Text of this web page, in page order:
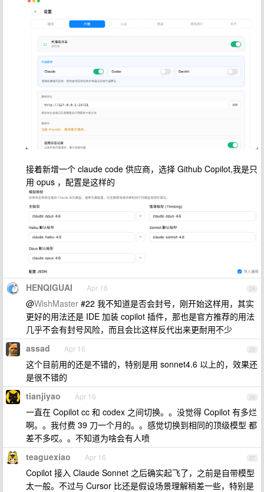
接着新增一个 claude code 供应商，选择 Github Copilot,我是只
用 opus ，配置是这样的
24
HENQIGUAI Apr 16
@WishMaster #22 我不知道是否会封号，刚开始这样用，其实
更好的用法还是 IDE 加装 copilot 插件，那也是官方推荐的用法
几乎不会有封号风险，而且会比这样反代出来更耐用不少
25
assad Apr 16
这个目前用的还是不错的，特别是用 sonnet4.6 以上的，效果还
是很不错的
26
tianjiyao Apr 16
一直在 Copilot cc 和 codex 之间切换。。没觉得 Copilot 有多烂
啊。。我付费 39 刀一个月的。。感觉切换到相同的顶级模型 都
差不多哎。。不知道为啥会有人喷
27
teaguexiao Apr 16
Copilot 接入 Claude Sonnet 之后确实起飞了，之前是自带模型
太一般。不过与 Cursor 比还是假设场景理解稍差一些，特别是